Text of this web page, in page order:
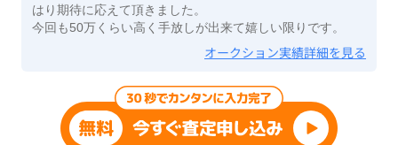
はり期待に応えて頂きました。
今回も50万くらい高く手放しが出来て嬉しい限りです。
オークション実績詳細を見る